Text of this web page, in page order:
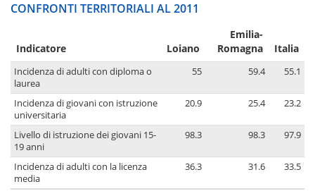
CONFRONTI TERRITORIALI AL 2011
Indicatore Loiano
Emilia-
Romagna
Italia
Incidenza di adulti con diploma o
laurea
55 59.4 55.1
Incidenza di giovani con istruzione
universitaria
20.9 25.4 23.2
Livello di istruzione dei giovani 15-
19 anni
98.3 98.3 97.9
Incidenza di adulti con la licenza
media
36.3 31.6 33.5